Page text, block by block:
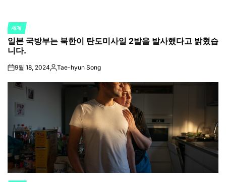
POSTED
IN
세계
일본 국방부는 북한이 탄도미사일 2발을 발사했다고 밝혔습
니다.
on9월 18, 2024Posted
Tae-hyun Song